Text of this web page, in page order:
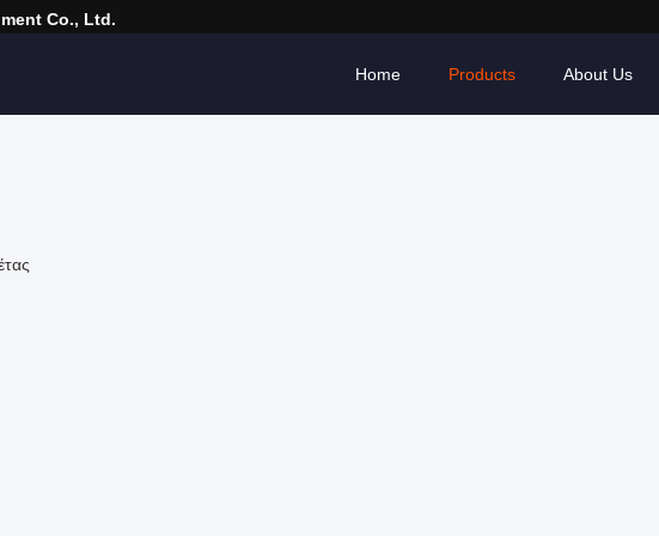
Co., Ltd.
Home Products About Us